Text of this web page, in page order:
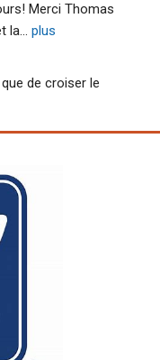
Merci Thomas
la... plus
de croiser le
magasins magasin,
est aéré,
et le personnel
et il a dû être
Un bon